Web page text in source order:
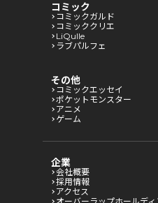
コミック
コミックガルド
コミッククリエ
LiQulle
ラブパルフェ
その他
コミックエッセイ
ポケットモンスター
アニメ
ゲーム
企業
会社概要
採用情報
アクセス